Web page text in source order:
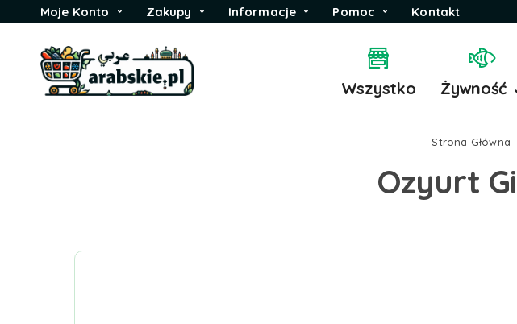
Moje Konto Zakupy Informacje Pomoc Kontakt
Wszystko Żywność
Strona Główna
Ozyurt